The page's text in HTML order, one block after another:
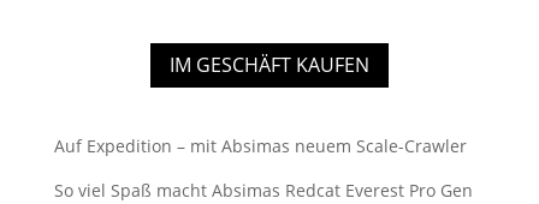
IM GESCHÄFT KAUFEN
Auf Expedition – mit Absimas neuem Scale-Crawler
So viel Spaß macht Absimas Redcat Everest Pro Gen